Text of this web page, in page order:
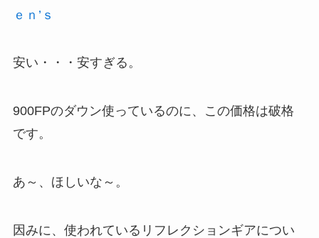
ｅｎ’ｓ
安い・・・安すぎる。
900FPのダウン使っているのに、この価格は破格
です。
あ～、ほしいな～。
因みに、使われているリフレクションギアについ